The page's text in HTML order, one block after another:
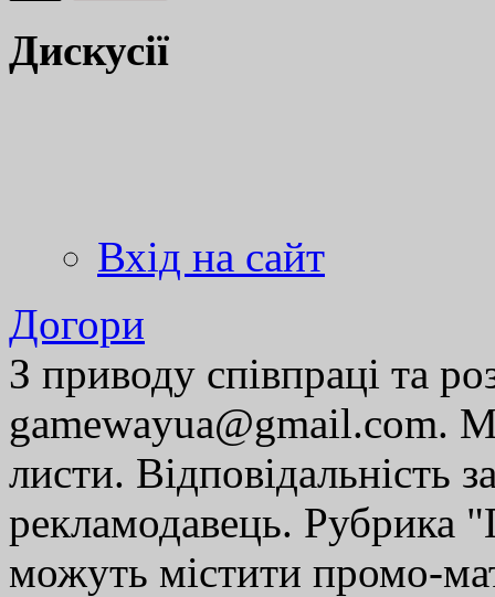
Дискусії
Вхід на сайт
Догори
З приводу співпраці та
gamewayua@gmail.com.
листи. Відповідальність
рекламодавець. Рубрика
можуть містити промо-